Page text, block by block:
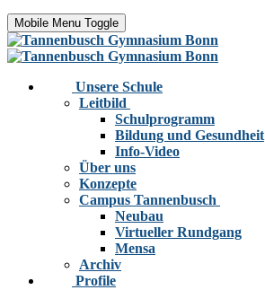
Mobile Menu Toggle
Unsere Schule
Leitbild
Schulprogramm
Bildung und Gesundheit
Info-Video
Über uns
Konzepte
Campus Tannenbusch
Neubau
Virtueller Rundgang
Mensa
Archiv
Profile